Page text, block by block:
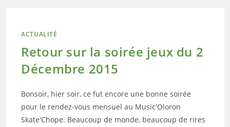
ACTUALITÉ
Retour sur la soirée jeux du 2
Décembre 2015
Bonsoir, hier soir, ce fut encore une bonne soirée
pour le rendez-vous mensuel au Music'Oloron
Skate'Chope. Beaucoup de monde, beaucoup de rires